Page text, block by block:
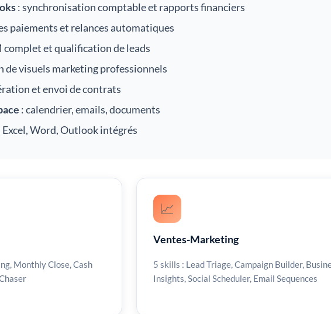
: synchronisation comptable et rapports financiers
paiements et relances automatiques
complet et qualification de leads
de visuels marketing professionnels
et envoi de contrats
: calendrier, emails, documents
Excel, Word, Outlook intégrés
Monthly Close, Cash
📈
Ventes-Marketing
5 skills : Lead Triage, Campaign Builder,
Insights, Social Scheduler, Email Sequences